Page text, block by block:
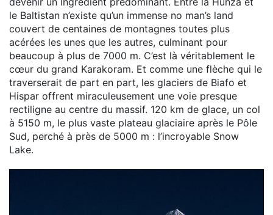
le Baltistan n’existe qu’un immense no man’s land
couvert de centaines de montagnes toutes plus
acérées les unes que les autres, culminant pour
beaucoup à plus de 7000 m. C’est là véritablement le
cœur du grand Karakoram. Et comme une flèche qui le
traverserait de part en part, les glaciers de Biafo et
Hispar offrent miraculeusement une voie presque
rectiligne au centre du massif. 120 km de glace, un col
à 5150 m, le plus vaste plateau glaciaire après le Pôle
Sud, perché à près de 5000 m : l’incroyable Snow
Lake.